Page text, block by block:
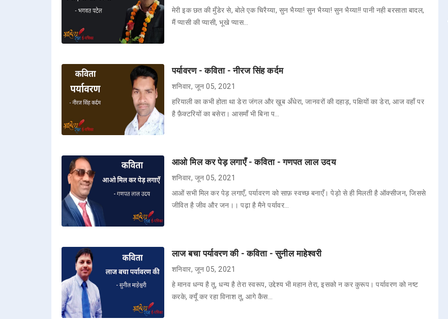
मेरी इक छत की मुँडेर से, बोले एक चिरैय्या, सुन भैय्या! सुन भैय्या! सुन भैय्या!! पानी नही बरसाता बादल,
मैं प्यासी की प्यासी, भूखे प्यास…
पर्यावरण - कविता - नीरज सिंह कर्दम
शनिवार, जून 05, 2021
हरियाली का कभी होता था डेरा जंगल और ख़ूब अँधेरा, जानवरों की दहाड़, पक्षियों का डेरा, आज वहाँ पर
है फ़ैक्टरियों का बसेरा। आसमाँ भी बिना प…
आओ मिल कर पेड़ लगाएँ - कविता - गणपत लाल उदय
शनिवार, जून 05, 2021
आओं सभी मिल कर पेड़ लगाएँ, पर्यावरण को साफ़ स्वच्छ बनाएँ। पेड़ो से ही मिलती है ऑक्सीजन, जिससे
जीवित है जीव और जन।। पढ़ा है मैने पर्यावर…
लाज बचा पर्यावरण की - कविता - सुनील माहेश्वरी
शनिवार, जून 05, 2021
हे मानव धन्य है तू, धन्य है तेरा स्वरूप, उद्देश्य भी महान तेरा, इसको न कर कुरूप। पर्यावरण को नष्ट
करके, क्यूँ कर रहा विनाश तू, आगे कैस…